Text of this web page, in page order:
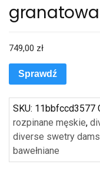
granatowa
749,00 zł
Sprawdź
SKU: 11bbfccd3577
rozpinane męskie,
diverse swetry
bawełniane